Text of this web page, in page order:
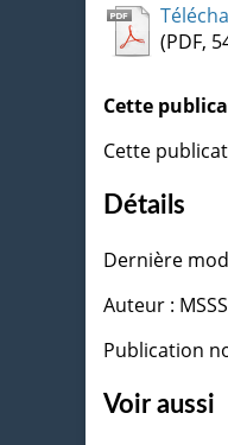
(PDF,
Cette
Cette
Détails
Dernière
Auteur : MSSS
Publication
Voir aussi